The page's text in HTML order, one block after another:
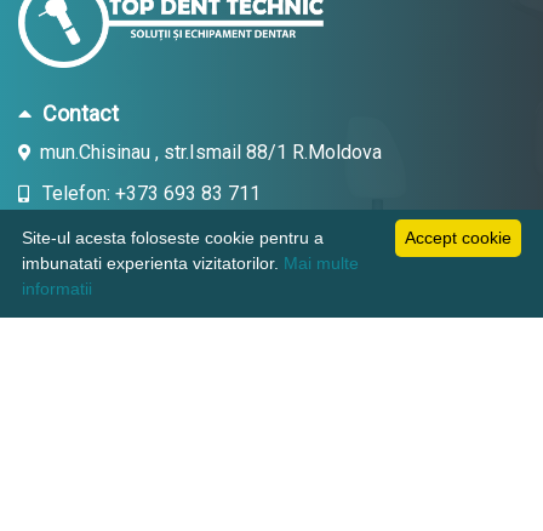
Contact
mun.Chisinau , str.Ismail 88/1 R.Moldova
Telefon: +373 693 83 711
Email: topdent.technic@gmail.com
Accept cookie
Site-ul acesta foloseste cookie pentru a
imbunatati experienta vizitatorilor. Mai multe
informatii